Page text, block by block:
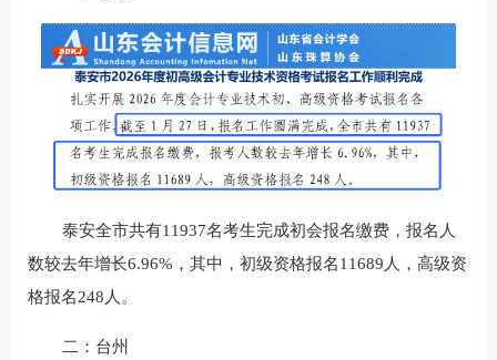
泰安全市共有11937名考生完成初会报名缴费，报名人
数较去年增长6.96%，其中，初级资格报名11689人，高级资
格报名248人。
二：台州